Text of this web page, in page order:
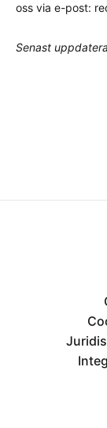
oss via e-post:
Senast